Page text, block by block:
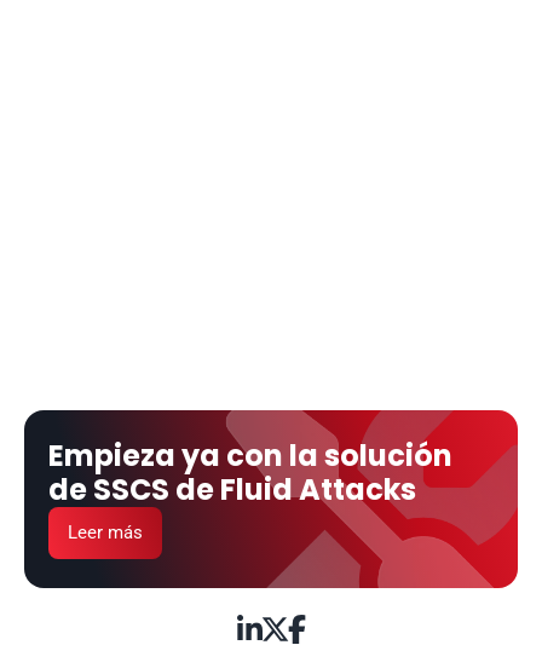
Empieza ya con la solución
de SSCS de Fluid Attacks
Leer más
